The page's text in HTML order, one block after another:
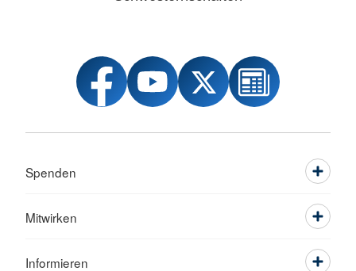
Spenden
Mitwirken
Informieren